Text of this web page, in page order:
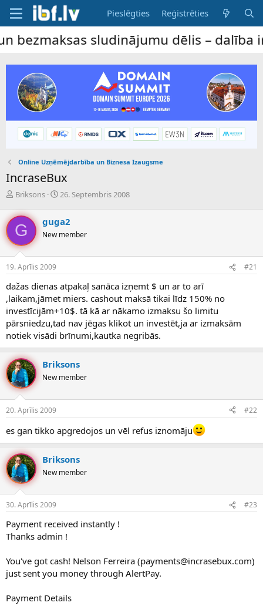
Pieslēgties Reģistrēties
sludinājumu dēlis – dalība ir
Online Uzņēmējdarbība un Biznesa Izaugsme
IncraseBux
P
v
e
d
i
e
n
u
z
s
ā
c
ē
s
Briksons
S
u
m
d
u
m
s
26. Septembris 2008
G guga2
New member
19. Aprīlis 2009 #21
dažas dienas atpakaļ sanāca izņemt $ un ar to arī
,laikam,jāmet miers. cashout maksā tikai līdz 150% no
investīcijām+10$. tā kā ar nākamo izmaksu šo limitu
pārsniedzu,tad nav jēgas klikot un investēt,ja ar izmaksām
notiek visādi brīnumi,kautka negribās.
Briksons
New member
20. Aprīlis 2009 #22
es gan tikko apgredojos un vēl refus iznomāju
Briksons
New member
30. Aprīlis 2009 #23
Payment received instantly !
Thanks admin !
You've got cash! Nelson Ferreira (payments@incrasebux.com)
just sent you money through AlertPay.
Payment Details